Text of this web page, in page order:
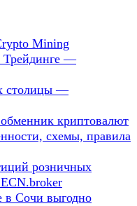
Mining
Трейдинге —
столицы —
криптовалют
схемы, правила
розничных
в Сочи выгодно